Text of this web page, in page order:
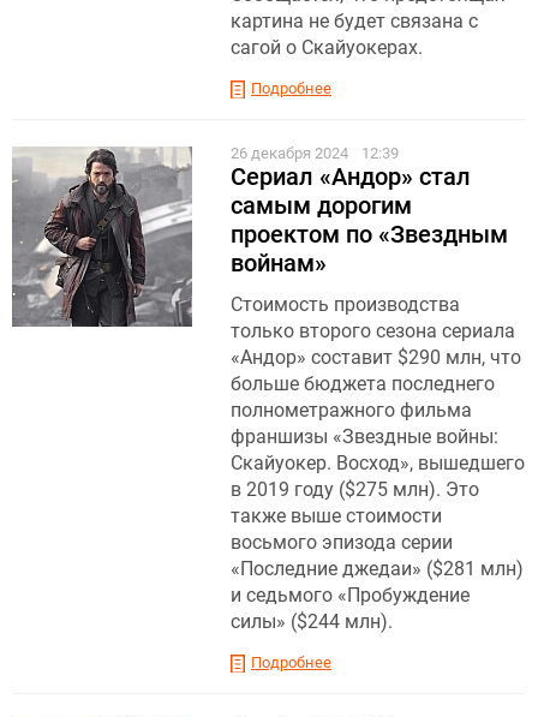
картина не будет связана с
сагой о Скайуокерах.
Подробнее
26 декабря 2024 12:39
Сериал «Андор» стал
самым дорогим
проектом по «Звездным
войнам»
Cтоимость производства
только второго сезона сериала
«Андор» составит $290 млн, что
больше бюджета последнего
полнометражного фильма
франшизы «Звездные войны:
Скайуокер. Восход», вышедшего
в 2019 году ($275 млн). Это
также выше стоимости
восьмого эпизода серии
«Последние джедаи» ($281 млн)
и седьмого «Пробуждение
силы» ($244 млн).
Подробнее